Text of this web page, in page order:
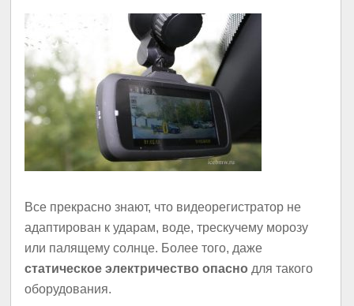
Все прекрасно знают, что видеорегистратор не
адаптирован к ударам, воде, трескучему морозу
или палящему солнце. Более того, даже
статическое электричество опасно для такого
оборудования.